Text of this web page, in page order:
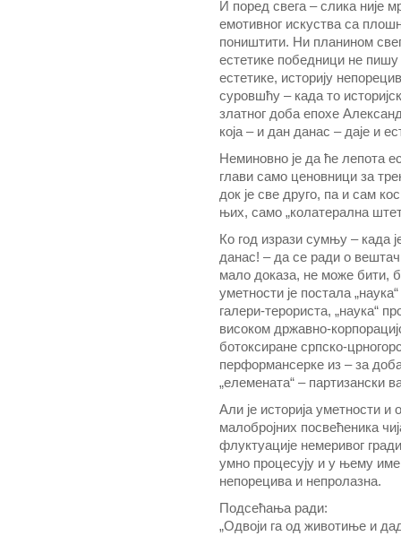
И поред свега – слика није
емотивног искуства са
поништити. Ни планином
естетике победници не
естетике, историју
суровшћу – када то
златног доба епохе
која – и дан данас – даје и
Неминовно је да ће лепота
глави само ценовници за
док је све друго, па и сам
њих, само „колатерална
Ко год изрази сумњу – када
данас! – да се ради о
мало доказа, не може бити,
уметности је постала
галери-терориста, „наука“
високом државно-
ботоксиране српско-
перформансерке из – за
„елемената“ – партизански
Али је историја уметности и
малобројних посвећеника
флуктуације немеривог
умно процесују и у њему
непорецива и непролазна.
Подсећања ради:
„Одвоји га од животиње и